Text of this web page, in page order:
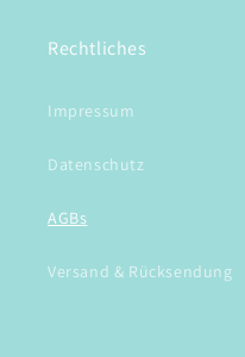
Rechtliches
Impressum
Datenschutz
AGBs
Versand & Rücksendung